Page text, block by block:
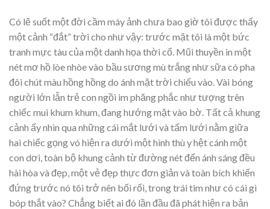
Có lẽ suốt một đời cầm máy ảnh chưa bao giờ tôi được thấy
một cảnh “đắt” trời cho như vậy: trước mặt tôi là một bức
tranh mực tàu của một danh họa thời cổ. Mũi thuyền in một
nét mơ hồ lòe nhòe vào bầu sương mù trắng như sữa có pha
đôi chút màu hồng hồng do ánh mặt trời chiếu vào. Vài bóng
người lớn lẫn trẻ con ngồi im phăng phắc như tượng trên
chiếc mui khum khum, đang hướng mặt vào bờ. Tất cả khung
cảnh ấy nhìn qua những cái mắt lưới và tấm lưới nằm giữa
hai chiếc gọng vó hiện ra dưới một hình thù y hệt cánh một
con dơi, toàn bộ khung cảnh từ đường nét đến ánh sáng đều
hài hòa và đẹp, một vẻ đẹp thực đơn giản và toàn bích khiến
đứng trước nó tôi trở nên bối rối, trong trái tim như có cái gì
bóp thắt vào? Chẳng biết ai đó lần đầu đã phát hiện ra bản